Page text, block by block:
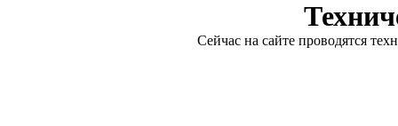
Сейчас на сайте проводятся